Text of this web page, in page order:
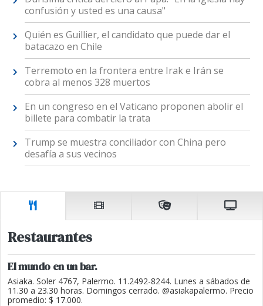
confusión y usted es una causa"
Quién es Guillier, el candidato que puede dar el
batacazo en Chile
Terremoto en la frontera entre Irak e Irán se
cobra al menos 328 muertos
En un congreso en el Vaticano proponen abolir el
billete para combatir la trata
Trump se muestra conciliador con China pero
desafía a sus vecinos
Restaurantes
El mundo en un bar.
Asiaka. Soler 4767, Palermo. 11.2492-8244. Lunes a sábados de
11.30 a 23.30 horas. Domingos cerrado. @asiakapalermo. Precio
promedio: $ 17.000.